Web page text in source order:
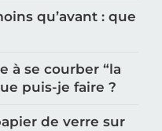
qu’avant : que
à se courber “la
puis-je faire ?
de verre sur